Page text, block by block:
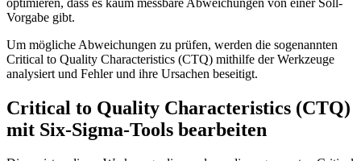
Vorgabe gibt.
Um mögliche Abweichungen zu prüfen, werden die sogenannten
Critical to Quality Characteristics (CTQ) mithilfe der Werkzeuge
analysiert und Fehler und ihre Ursachen beseitigt.
Critical to Quality Characteristics (CTQ)
mit Six-Sigma-Tools bearbeiten